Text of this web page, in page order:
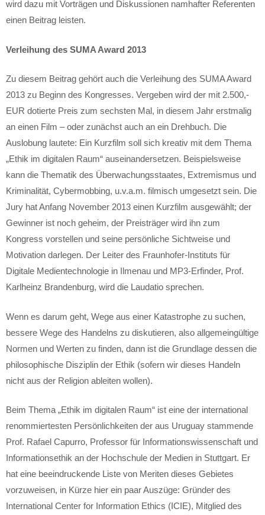
wird dazu mit Vorträgen und Diskussionen namhafter Referenten
einen Beitrag leisten.
Verleihung des SUMA Award 2013
Zu diesem Beitrag gehört auch die Verleihung des SUMA Award
2013 zu Beginn des Kongresses. Vergeben wird der mit 2.500,-
EUR dotierte Preis zum sechsten Mal, in diesem Jahr erstmalig
an einen Film – oder zunächst auch an ein Drehbuch. Die
Auslobung lautete: Ein Kurzfilm soll sich kreativ mit dem Thema
„Ethik im digitalen Raum“ auseinandersetzen. Beispielsweise
kann die Thematik des Überwachungsstaates, Extremismus und
Kriminalität, Cybermobbing, u.v.a.m. filmisch umgesetzt sein. Die
Jury hat Anfang November 2013 einen Kurzfilm ausgewählt; der
Gewinner ist noch geheim, der Preisträger wird ihn zum
Kongress vorstellen und seine persönliche Sichtweise und
Motivation darlegen. Der Leiter des Fraunhofer-Instituts für
Digitale Medientechnologie in Ilmenau und MP3-Erfinder, Prof.
Karlheinz Brandenburg, wird die Laudatio sprechen.
Wenn es darum geht, Wege aus einer Katastrophe zu suchen,
bessere Wege des Handelns zu diskutieren, also allgemeingültige
Normen und Werten zu finden, dann ist die Grundlage dessen die
philosophische Disziplin der Ethik (sofern wir dieses Handeln
nicht aus der Religion ableiten wollen).
Beim Thema „Ethik im digitalen Raum“ ist eine der international
renommiertesten Persönlichkeiten der aus Uruguay stammende
Prof. Rafael Capurro, Professor für Informationswissenschaft und
Informationsethik an der Hochschule der Medien in Stuttgart. Er
hat eine beeindruckende Liste von Meriten dieses Gebietes
vorzuweisen, in Kürze hier ein paar Auszüge: Gründer des
International Center for Information Ethics (ICIE), Mitglied des